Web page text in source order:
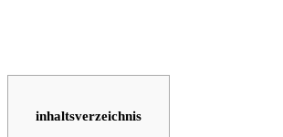
inhaltsverzeichnis